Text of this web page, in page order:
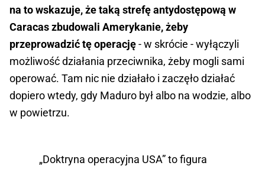
na to wskazuje, że taką strefę antydostępową w
Caracas zbudowali Amerykanie, żeby
przeprowadzić tę operację- w skrócie - wyłączyli
możliwość działania przeciwnika, żeby mogli sami
operować. Tam nic nie działało i zaczęło działać
dopiero wtedy, gdy Maduro był albo na wodzie, albo
w powietrzu.
„Doktryna operacyjna USA” to figura